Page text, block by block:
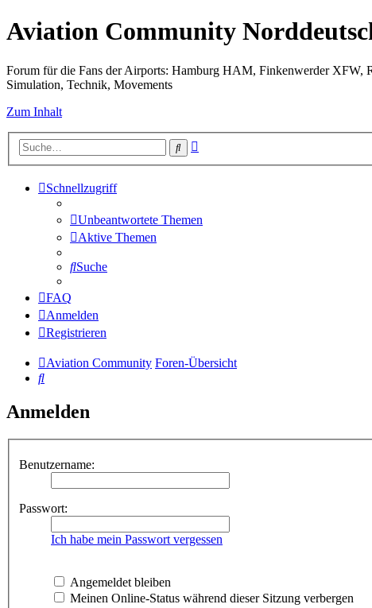
Aviation Community
Forum für die Fans der Airports: Hamburg HAM, Finkenwerder
Simulation, Technik, Movements
Zum Inhalt
Suche
Schnellzugriff
Unbeantwortete Themen
Aktive Themen
Suche
FAQ
Anmelden
Registrieren
Aviation Community Foren-Übersicht
Suche
Anmelden
Benutzername:
Passwort:
Ich habe mein Passwort vergessen
Angemeldet bleiben
Meinen Online-Status während dieser Sitzung verbergen